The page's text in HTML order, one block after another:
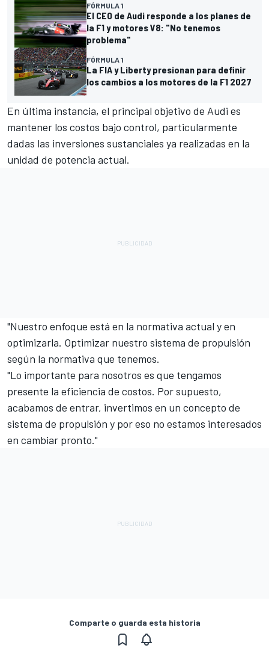
FÓRMULA 1
El CEO de Audi responde a los planes de
la F1 y motores V8: "No tenemos
problema"
FÓRMULA 1
La FIA y Liberty presionan para definir
los cambios a los motores de la F1 2027
En última instancia, el principal objetivo de Audi es
mantener los costos bajo control, particularmente
dadas las inversiones sustanciales ya realizadas en la
unidad de potencia actual.
"Nuestro enfoque está en la normativa actual y en
optimizarla. Optimizar nuestro sistema de propulsión
según la normativa que tenemos.
"Lo importante para nosotros es que tengamos
presente la eficiencia de costos. Por supuesto,
acabamos de entrar, invertimos en un concepto de
sistema de propulsión y por eso no estamos interesados
en cambiar pronto."
Comparte o guarda esta historia